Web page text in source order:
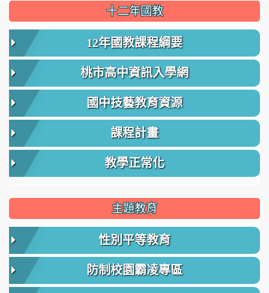
::: 十二年國教
12年國教課程綱要
桃市高中資訊入學網
國中技藝教育資源
課程計畫
教學正常化
主題教育
性別平等教育
防制校園霸凌專區